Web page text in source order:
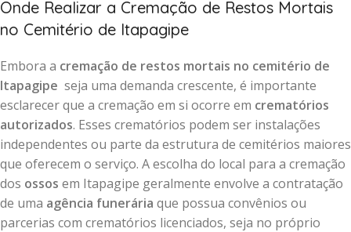
Onde Realizar a Cremação de Restos Mortais
no Cemitério de Itapagipe
Embora a cremação de restos mortais no cemitério de
Itapagipe seja uma demanda crescente, é importante
esclarecer que a cremação em si ocorre em crematórios
autorizados. Esses crematórios podem ser instalações
independentes ou parte da estrutura de cemitérios maiores
que oferecem o serviço. A escolha do local para a cremação
dos ossos em Itapagipe geralmente envolve a contratação
de uma agência funerária que possua convênios ou
parcerias com crematórios licenciados, seja no próprio